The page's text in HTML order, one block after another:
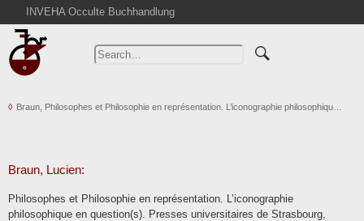
INVEHA Occulte Buchhandlung
Home
Advanced Search
Cart
Contact
Braun, Philosophes et Philosophie en représentation. L’iconographie philosophiqu…
Braun, Lucien:
Philosophes et Philosophie en représentation. L’iconographie
philosophique en question(s). Presses universitaires de Strasbourg,